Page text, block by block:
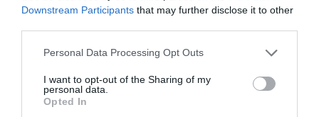
Downstream Participants that may further disclose it to other
Please note that this website/app uses one or more Google
not limited to your visit or usage behaviour. You may click to
grant or deny consent to Google and its third-party tags to
use your data for below specified purposes in below Google
Personal Data Processing Opt Outs
I want to opt-out of the Sharing of my
personal data.
Opted In